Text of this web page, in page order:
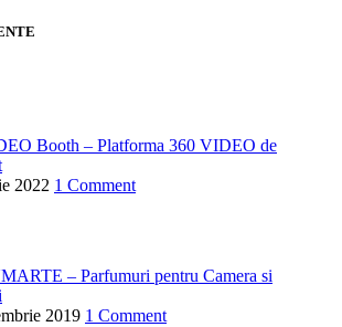
Booth – Platforma 360 VIDEO de
2022 1 Comment
– Parfumuri pentru Camera si
2019 1 Comment